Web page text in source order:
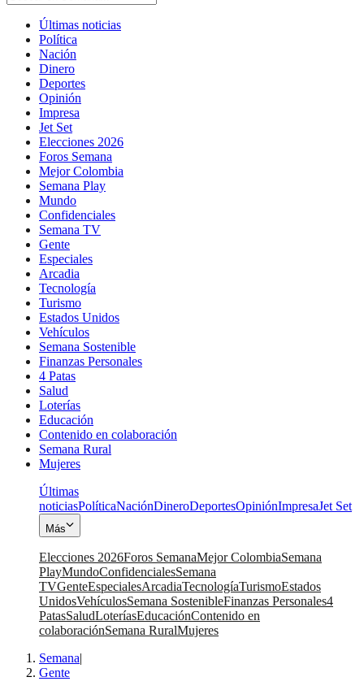
Últimas noticias
Política
Nación
Dinero
Deportes
Opinión
Impresa
Jet Set
Elecciones 2026
Foros Semana
Mejor Colombia
Semana Play
Mundo
Confidenciales
Semana TV
Gente
Especiales
Arcadia
Tecnología
Turismo
Estados Unidos
Vehículos
Semana Sostenible
Finanzas Personales
4 Patas
Salud
Loterías
Educación
Contenido en colaboración
Semana Rural
Mujeres
Últimas
noticiasPolíticaNaciónDineroDeportesOpiniónImpresaJet Set
Más
Elecciones 2026Foros SemanaMejor ColombiaSemana
PlayMundoConfidencialesSemana
TVGenteEspecialesArcadiaTecnologíaTurismoEstados
UnidosVehículosSemana SostenibleFinanzas Personales4
PatasSaludLoteríasEducaciónContenido en
colaboraciónSemana RuralMujeres
Semana|
Gente